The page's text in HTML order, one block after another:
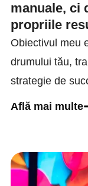
manuale, ci
propriile
Obiectivul meu
drumului tău,
strategie de
Află mai multe